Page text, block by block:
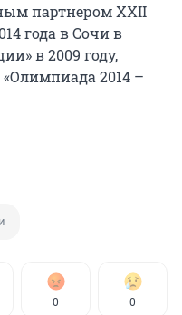
партнером XXII
года в Сочи в
в 2009 году,
2014 –
0 0